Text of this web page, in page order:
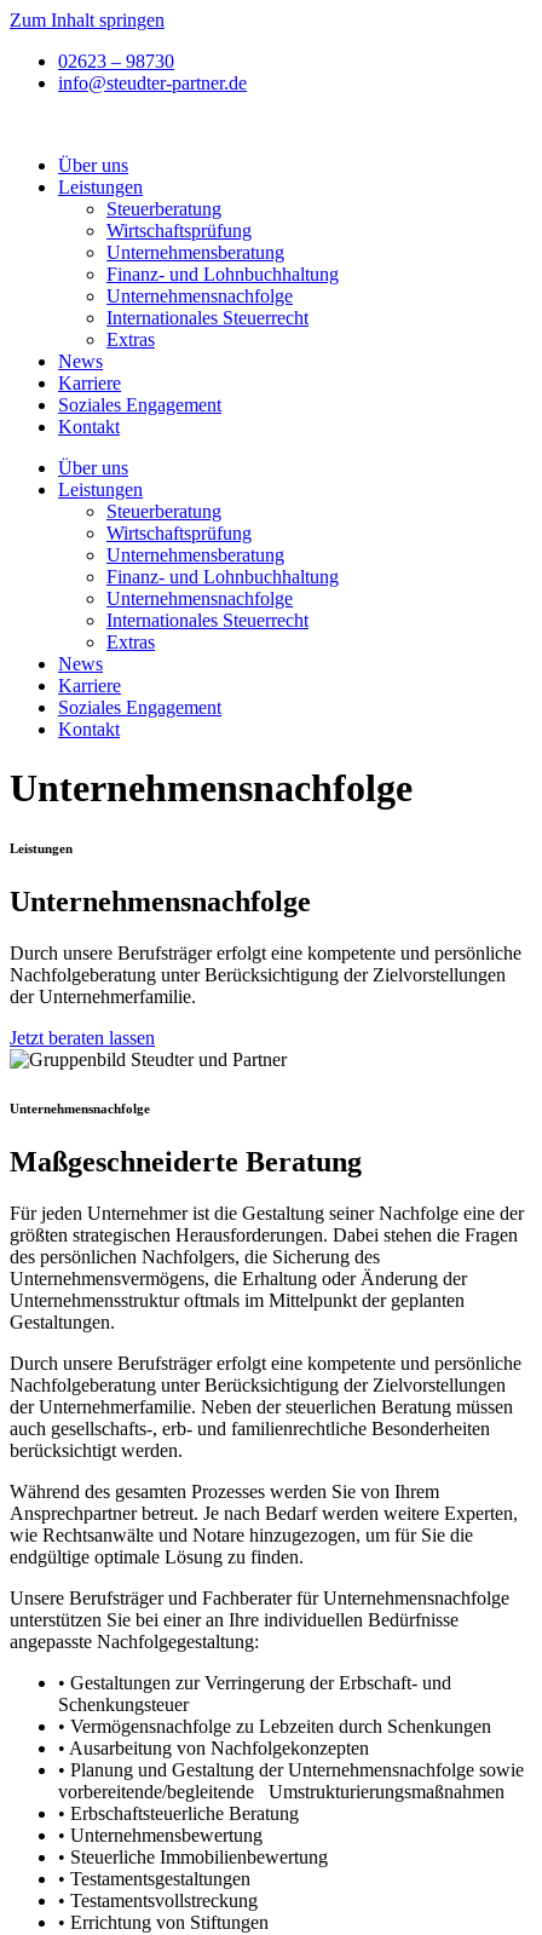
Zum Inhalt springen
02623 – 98730
info@steudter-partner.de
Über uns
Leistungen
Steuer­­beratung
Wirtschafts­prüfung
Unternehmens­beratung
Finanz- und Lohnbuchhaltung
Unternehmens­nachfolge
Internationales Steuerrecht
Extras
News
Karriere
Soziales Engagement
Kontakt
Über uns
Leistungen
Steuer­­beratung
Wirtschafts­prüfung
Unternehmens­beratung
Finanz- und Lohnbuchhaltung
Unternehmens­nachfolge
Internationales Steuerrecht
Extras
News
Karriere
Soziales Engagement
Kontakt
Unternehmens­nachfolge
Leistungen
Unternehmens­nachfolge
Durch unsere Berufsträger erfolgt eine kompetente und persönliche
Nachfolgeberatung unter Berücksichtigung der Zielvorstellungen
der Unternehmerfamilie.
Jetzt beraten lassen
Unternehmens­nachfolge
Maßgeschneiderte Beratung
Für jeden Unternehmer ist die Gestaltung seiner Nachfolge eine der
größten strategischen Herausforderungen. Dabei stehen die Fragen
des persönlichen Nachfolgers, die Sicherung des
Unternehmensvermögens, die Erhaltung oder Änderung der
Unternehmensstruktur oftmals im Mittelpunkt der geplanten
Gestaltungen.
Durch unsere Berufsträger erfolgt eine kompetente und persönliche
Nachfolgeberatung unter Berücksichtigung der Zielvorstellungen
der Unternehmerfamilie. Neben der steuerlichen Beratung müssen
auch gesellschafts-, erb- und familienrechtliche Besonderheiten
berücksichtigt werden.
Während des gesamten Prozesses werden Sie von Ihrem
Ansprechpartner betreut. Je nach Bedarf werden weitere Experten,
wie Rechtsanwälte und Notare hinzugezogen, um für Sie die
endgültige optimale Lösung zu finden.
Unsere Berufsträger und Fachberater für Unternehmensnachfolge
unterstützen Sie bei einer an Ihre individuellen Bedürfnisse
angepasste Nachfolgegestaltung:
• Gestaltungen zur Verringerung der Erbschaft- und
Schenkungsteuer
• Vermögensnachfolge zu Lebzeiten durch Schenkungen
• Ausarbeitung von Nachfolgekonzepten
• Planung und Gestaltung der Unternehmensnachfolge sowie
vorbereitende/begleitende Umstrukturierungsmaßnahmen
• Erbschaftsteuerliche Beratung
• Unternehmensbewertung
• Steuerliche Immobilienbewertung
• Testamentsgestaltungen
• Testamentsvollstreckung
• Errichtung von Stiftungen